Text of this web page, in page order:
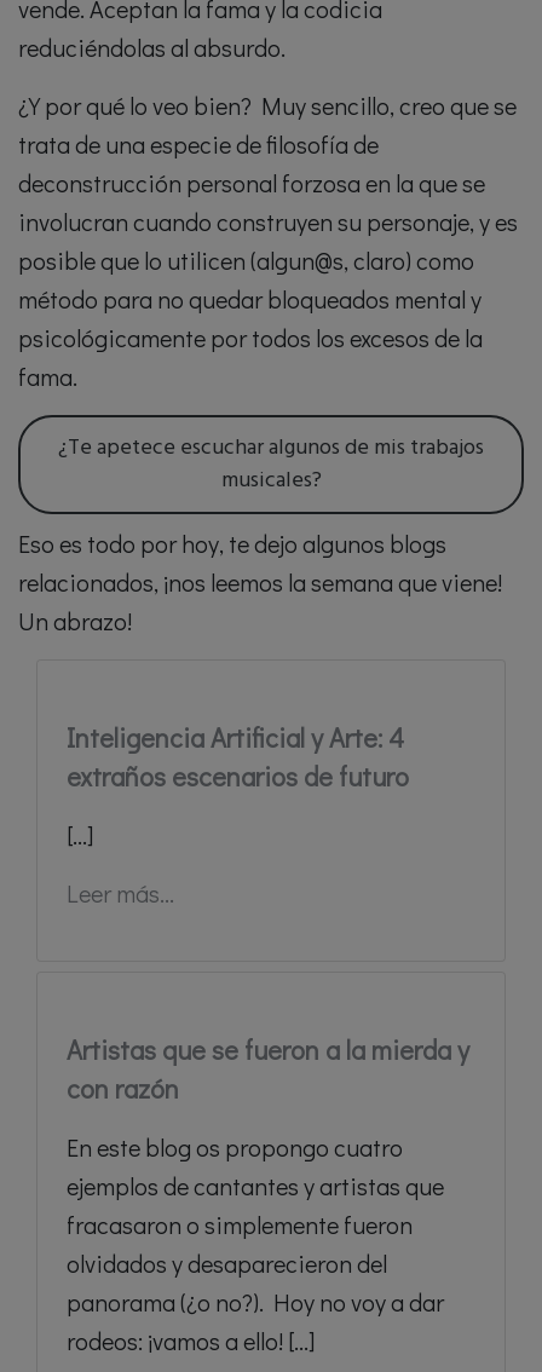
vende. Aceptan la fama y la codicia
reduciéndolas al absurdo.
¿Y por qué lo veo bien? Muy sencillo, creo que se
trata de una especie de filosofía de
deconstrucción personal forzosa en la que se
involucran cuando construyen su personaje, y es
posible que lo utilicen (algun@s, claro) como
método para no quedar bloqueados mental y
psicológicamente por todos los excesos de la
fama.
¿Te apetece escuchar algunos de mis trabajos
musicales?
Eso es todo por hoy, te dejo algunos blogs
relacionados, ¡nos leemos la semana que viene!
Un abrazo!
Inteligencia Artificial y Arte: 4
extraños escenarios de futuro
[...]
Leer más...
Artistas que se fueron a la mierda y
con razón
En este blog os propongo cuatro
ejemplos de cantantes y artistas que
fracasaron o simplemente fueron
olvidados y desaparecieron del
panorama (¿o no?). Hoy no voy a dar
rodeos: ¡vamos a ello! [...]